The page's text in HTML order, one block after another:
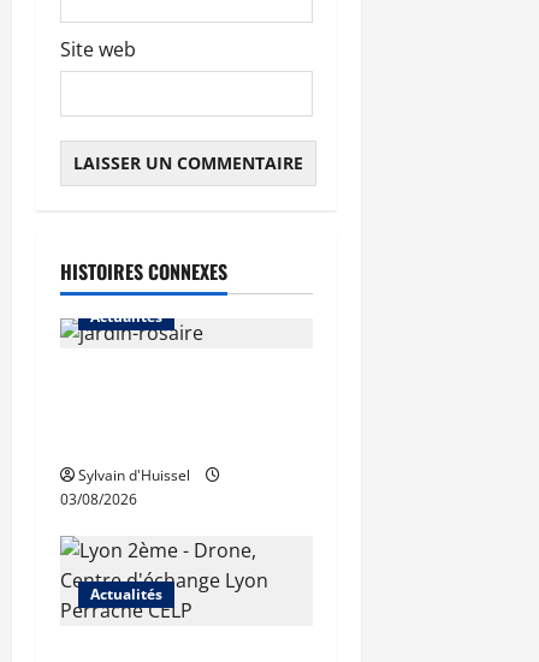
Site web
HISTOIRES CONNEXES
Actualités
Sylvain d'Huissel
03/08/2026
Actualités